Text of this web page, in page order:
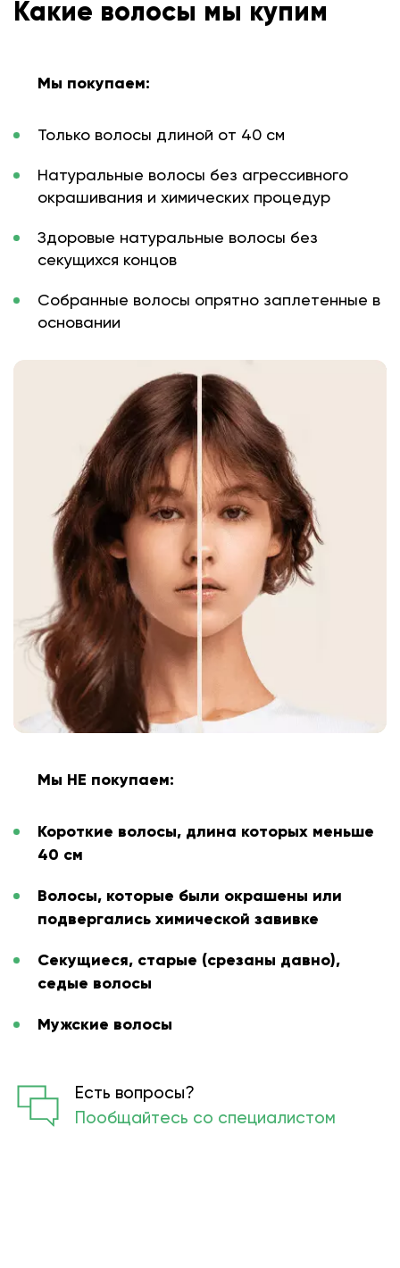
Какие волосы мы купим
Мы покупаем:
Только волосы длиной от 40 см
Натуральные волосы без агрессивного
окрашивания и химических процедур
Здоровые натуральные волосы без
секущихся концов
Собранные волосы опрятно заплетенные в
основании
Мы НЕ покупаем:
Короткие волосы, длина которых меньше
40 см
Волосы, которые были окрашены или
подвергались химической завивке
Секущиеся, старые (срезаны давно),
седые волосы
Мужские волосы
Есть вопросы?
Пообщайтесь со специалистом